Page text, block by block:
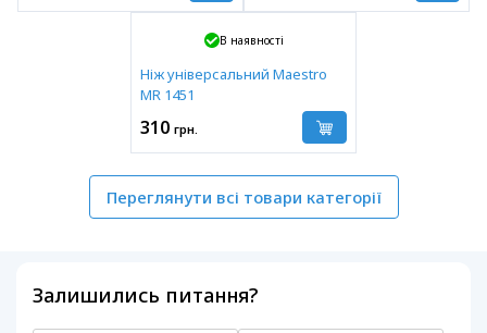
В наявності
Ніж універсальний Maestro
MR 1451
310 грн.
Переглянути всі товари категорії
Залишились питання?